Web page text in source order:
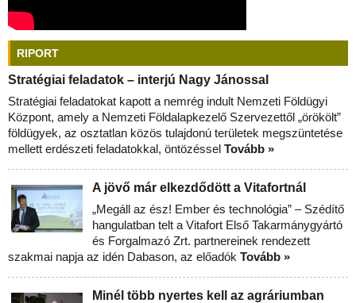
RIPORT
Stratégiai feladatok – interjú Nagy Jánossal
Stratégiai feladatokat kapott a nemrég indult Nemzeti Földügyi
Központ, amely a Nemzeti Földalapkezelő Szervezettől „örökölt”
földügyek, az osztatlan közös tulajdonú területek megszüntetése
mellett erdészeti feladatokkal, öntözéssel Tovább »
A jövő már elkezdődött a Vitafortnál
„Megáll az ész! Ember és technológia” – Szédítő
hangulatban telt a Vitafort Első Takarmánygyártó
és Forgalmazó Zrt. partnereinek rendezett
szakmai napja az idén Dabason, az előadók Tovább »
Minél több nyertes kell az agráriumban